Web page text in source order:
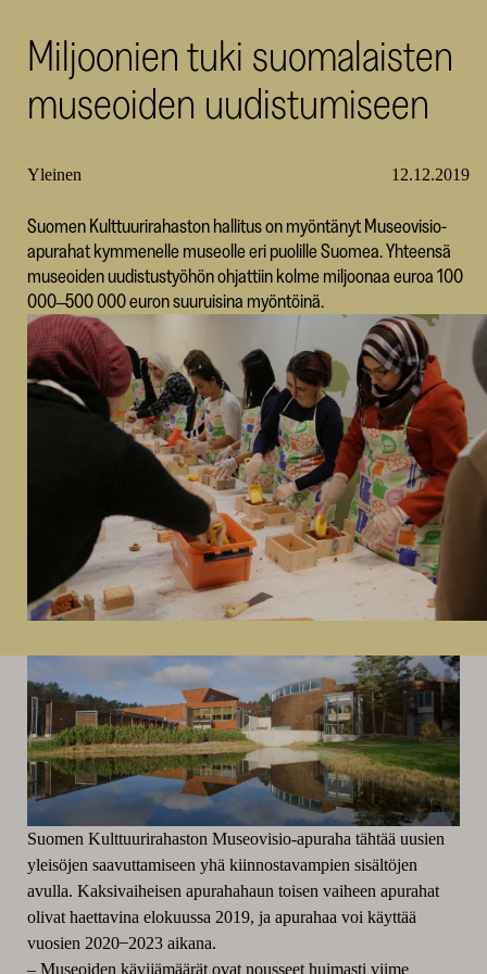
Miljoonien tuki suomalaisten
museoiden uudistumiseen
Yleinen 12.12.2019
Suomen Kulttuurirahaston hallitus on myöntänyt Museovisio-
apurahat kymmenelle museolle eri puolille Suomea. Yhteensä
museoiden uudistustyöhön ohjattiin kolme miljoonaa euroa 100
000 ̶ 500 000 euron suuruisina myöntöinä.
Suomen Kulttuurirahaston Museovisio-apuraha tähtää uusien
yleisöjen saavuttamiseen yhä kiinnostavampien sisältöjen
avulla. Kaksivaiheisen apurahahaun toisen vaiheen apurahat
olivat haettavina elokuussa 2019, ja apurahaa voi käyttää
vuosien 2020 ̶ 2023 aikana.
– Museoiden kävijämäärät ovat nousseet huimasti viime